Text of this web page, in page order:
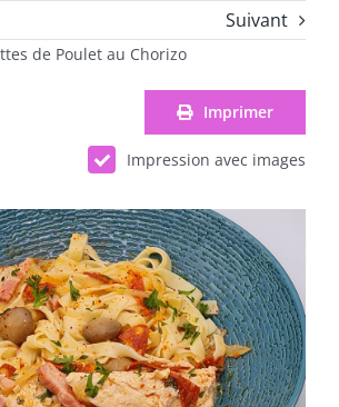
Suivant
de Poulet au Chorizo
Imprimer
Impression avec images